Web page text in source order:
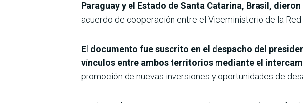
Paraguay y el Estado de Santa Catarina, Brasil, dieron
acuerdo de cooperación entre el Viceministerio de la
El documento fue suscrito en el despacho del
vínculos entre ambos territorios mediante el
promoción de nuevas inversiones y oportunidades de